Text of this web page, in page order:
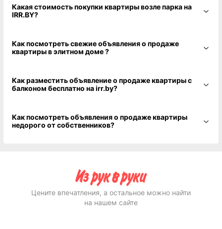
Какая стоимость покупки квартиры возле парка на
IRR.BY?
Как посмотреть свежие объявления о продаже
квартиры в элитном доме ?
Как разместить объявление о продаже квартиры с
балконом бесплатно на irr.by?
Как посмотреть объявления о продаже квартиры
недорого от собственников?
Цените впечатления, а остальное можно найти
на нашем сайте